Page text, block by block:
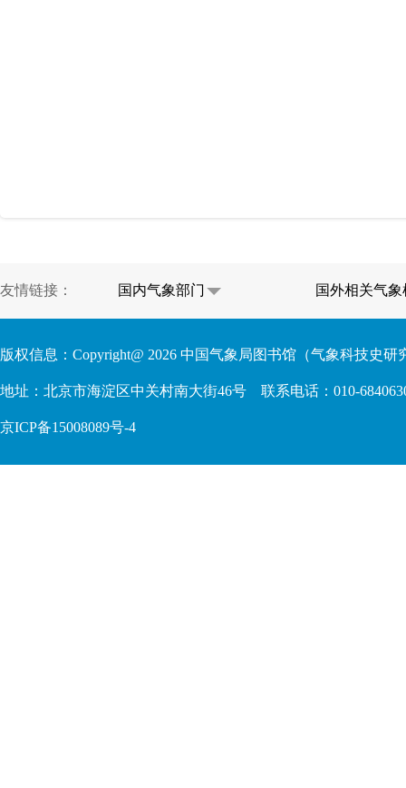
友情链接： 国内气象部门 国外相关气象
版权信息：Copyright@ 2026 中国气象局图书馆（气象科技史研
地址：北京市海淀区中关村南大街46号 联系电话：010-
京ICP备15008089号-4